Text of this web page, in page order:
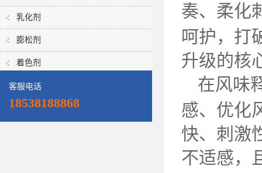
乳化剂
膨松剂
着色剂
客服电话
18538188868
奏、柔化
呵护，打
升级的核
在风味
感、优化
快、刺激
不适感，